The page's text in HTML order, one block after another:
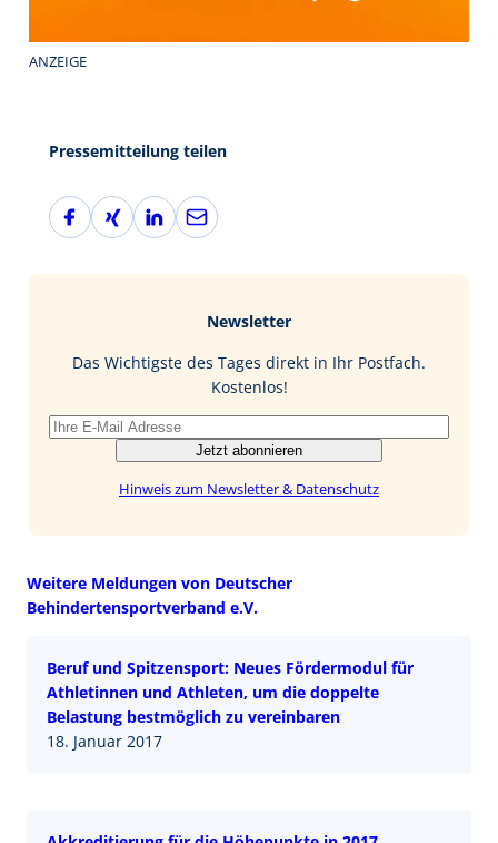
ANZEIGE
Pressemitteilung teilen
F
a
X
i
L
i
I
E
-
Newsletter
Das Wichtigste des Tages direkt in Ihr Postfach.
Kostenlos!
Jetzt abonnieren
Hinweis zum Newsletter & Datenschutz
Weitere Meldungen von Deutscher
Behindertensportverband e.V.
Beruf und Spitzensport: Neues Fördermodul für
Athletinnen und Athleten, um die doppelte
Belastung bestmöglich zu vereinbaren
18. Januar 2017